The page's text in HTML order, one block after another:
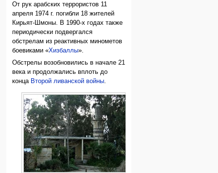
От рук арабских террористов 11
апреля 1974 г. погибли 18 жителей
Кирьят-Шмоны. В 1990-х годах также
периодически подвергался
обстрелам из реактивных минометов
боевиками «Хизбаллы».
Обстрелы возобновились в начале 21
века и продолжались вплоть до
конца Второй ливанской войны.